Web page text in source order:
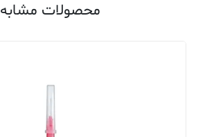
محصولات مشابه